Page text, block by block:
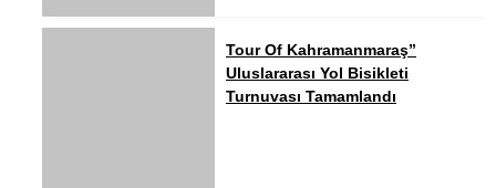
Tour Of Kahramanmaraş”
Uluslararası Yol Bisikleti
Turnuvası Tamamlandı